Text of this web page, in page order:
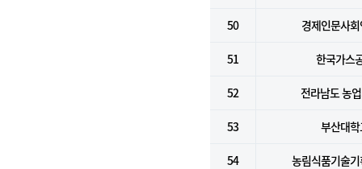
50 경제인문사
51 한국가스
52 전라남도 농
53 부산대
54 농림식품기술